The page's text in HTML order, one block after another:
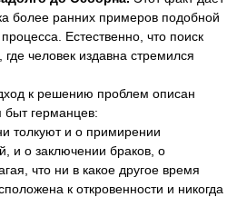
более ранних примеров подобной
Естественно, что поиск
где человек издавна стремился
к решению проблем описан
германцев:
и о примирении
и о заключении браков, о
что ни в какое другое время
к откровенности и никогда